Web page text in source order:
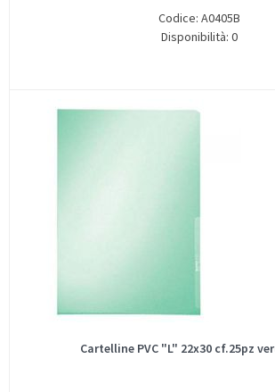
Codice: A0405B
Disponibilità: 0
Cartelline PVC "L" 22x30 cf.25pz